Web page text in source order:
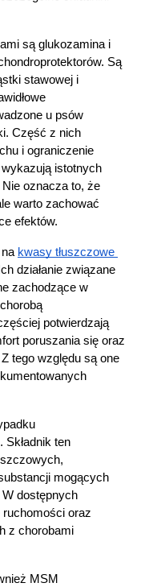
są glukozamina i
Są
stawowej i
u psów
Część z nich
i ograniczenie
istotnych
oznacza to, że
warto zachować
efektów.
kwasy tłuszczowe
działanie związane
zachodzące w
potwierdzają
poruszania się oraz
tego względu są one
Składnik ten
mogących
dostępnych
ruchomości oraz
z chorobami
MSM